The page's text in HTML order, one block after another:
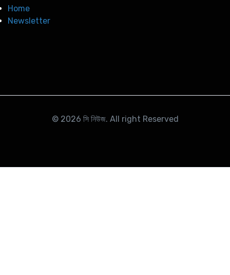
Home
Newsletter
© 2026 সি নিউজ. All right Reserved